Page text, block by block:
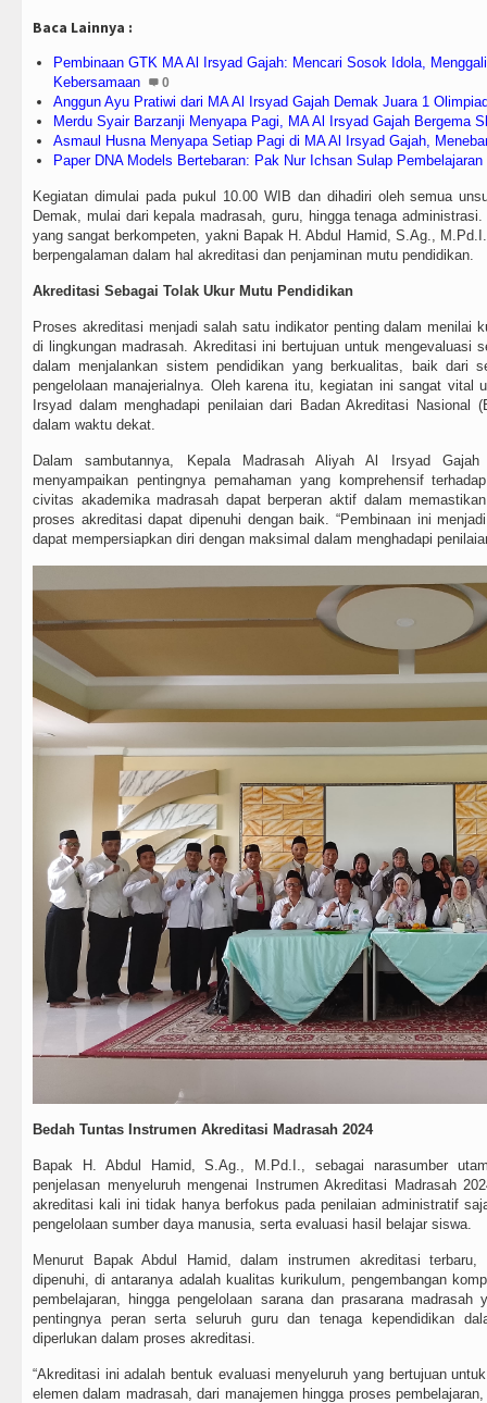
Baca Lainnya :
Pembinaan GTK MA Al Irsyad Gajah: Mencari Sosok Idola,
Kebersamaan
0
Anggun Ayu Pratiwi dari MA Al Irsyad Gajah Demak Juara 1
Merdu Syair Barzanji Menyapa Pagi, MA Al Irsyad Gajah Bergema
Asmaul Husna Menyapa Setiap Pagi di MA Al Irsyad Gajah,
Paper DNA Models Bertebaran: Pak Nur Ichsan Sulap
Kegiatan dimulai pada pukul 10.00 WIB dan dihadiri oleh semua
Demak, mulai dari kepala madrasah, guru, hingga tenaga
yang sangat berkompeten, yakni Bapak H. Abdul Hamid, S.Ag.,
berpengalaman dalam hal akreditasi dan penjaminan mutu pendidikan.
Akreditasi Sebagai Tolak Ukur Mutu Pendidikan
Proses akreditasi menjadi salah satu indikator penting dalam menilai
di lingkungan madrasah. Akreditasi ini bertujuan untuk mengevaluasi
dalam menjalankan sistem pendidikan yang berkualitas, baik dari
pengelolaan manajerialnya. Oleh karena itu, kegiatan ini sangat vital
Irsyad dalam menghadapi penilaian dari Badan Akreditasi Nasional
dalam waktu dekat.
Dalam sambutannya, Kepala Madrasah Aliyah Al Irsyad
menyampaikan pentingnya pemahaman yang komprehensif
civitas akademika madrasah dapat berperan aktif dalam
proses akreditasi dapat dipenuhi dengan baik. “Pembinaan ini
dapat mempersiapkan diri dengan maksimal dalam menghadapi
Bedah Tuntas Instrumen Akreditasi Madrasah 2024
Bapak H. Abdul Hamid, S.Ag., M.Pd.I., sebagai narasumber
penjelasan menyeluruh mengenai Instrumen Akreditasi Madrasah
akreditasi kali ini tidak hanya berfokus pada penilaian administratif
pengelolaan sumber daya manusia, serta evaluasi hasil belajar siswa.
Menurut Bapak Abdul Hamid, dalam instrumen akreditasi
dipenuhi, di antaranya adalah kualitas kurikulum, pengembangan
pembelajaran, hingga pengelolaan sarana dan prasarana
pentingnya peran serta seluruh guru dan tenaga kependidikan
diperlukan dalam proses akreditasi.
“Akreditasi ini adalah bentuk evaluasi menyeluruh yang bertujuan
elemen dalam madrasah, dari manajemen hingga proses